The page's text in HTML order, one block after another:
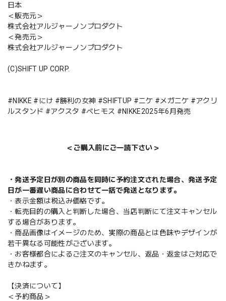
日本
＜販売元＞
株式会社アルジャーノンプロダクト
＜発売元＞
株式会社アルジャーノンプロダクト
(C)SHIFT UP CORP.
#NIKKE #にけ #勝利の女神 #SHIFTUP #ニケ #メガニケ #アクリ
ルスタンド #アクスタ #ベヒモス #NIKKE2025年6月発売
＜ご購入前にご一読下さい＞
・発送予定日が別の商品を同時に予約注文された場合、発送予定
日が一番遅い商品に合わせて一括で発送となります。
・表示金額は税込み価格です。
・転売目的の購入と判断した場合、当店判断にて注文キャンセル
する場合があります。
・商品画像はイメージのため、実際の商品とは色味やデザインが
若干異なる可能性がございます。
・お客様都合によるご注文のキャンセル、返品・返金はご対応で
きかねます。
【決済について】
＜予約商品＞